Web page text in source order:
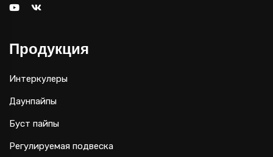
Продукция
Интеркулеры
Даунпайпы
Буст пайпы
Регулируемая подвеска